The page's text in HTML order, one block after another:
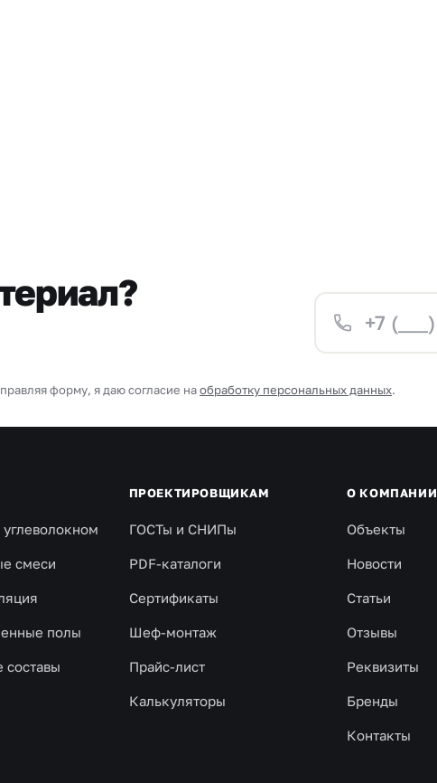
форму, я даю согласие наобработку персональных данных.
смеси
полы
ПРОЕКТИРОВЩИКАМ
ГОСТы и СНИПы
PDF-каталоги
Сертификаты
Шеф-монтаж
Прайс-лист
Калькуляторы
О КОМПАНИИ
Объекты
Новости
Статьи
Отзывы
Реквизиты
Бренды
Контакты